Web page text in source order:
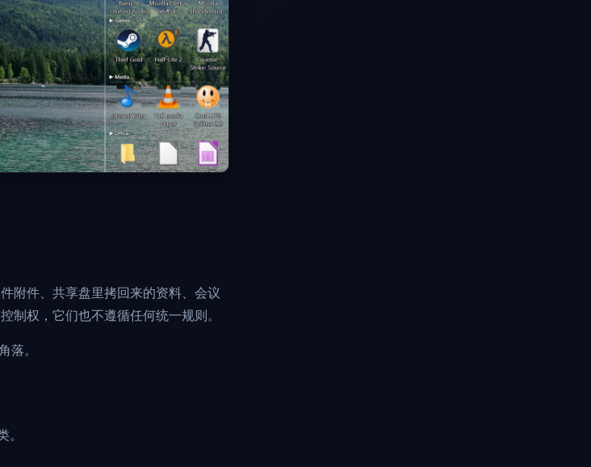
件附件、共享盘里拷回来的资料、会议
制权，它们也不遵循任何统一规则。
落。